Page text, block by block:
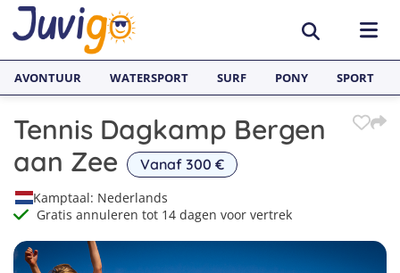
ACTIVITEITEN
Avonturenkampen
Zeilkampen
Watersportkampen
Nederland
België
TAALVAKANTIES
Taalreizen van Juvigo
SURFKAMPEN
AVONTUUR WATERSPORT SURF PONY SPORT
Tennis Dagkamp Bergen
aan Zee
Vanaf 300 €
Kamptaal: Nederlands
Gratis annuleren tot 14 dagen voor vertrek